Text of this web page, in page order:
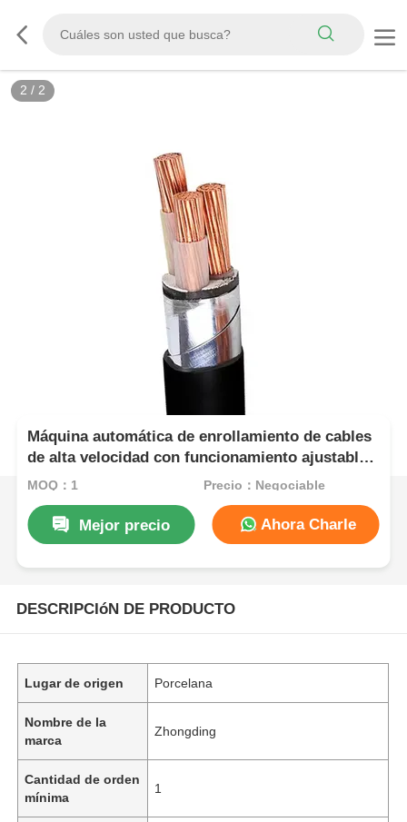
2 / 2
Máquina automática de enrollamiento de cables
de alta velocidad con funcionamiento ajustable
para enrollamiento continuo
MOQ：1 Precio：Negociable
Mejor precio Ahora Charle
DESCRIPCIóN DE PRODUCTO
Lugar de origen Porcelana
Nombre de la
marca
Zhongding
Cantidad de orden
mínima
1